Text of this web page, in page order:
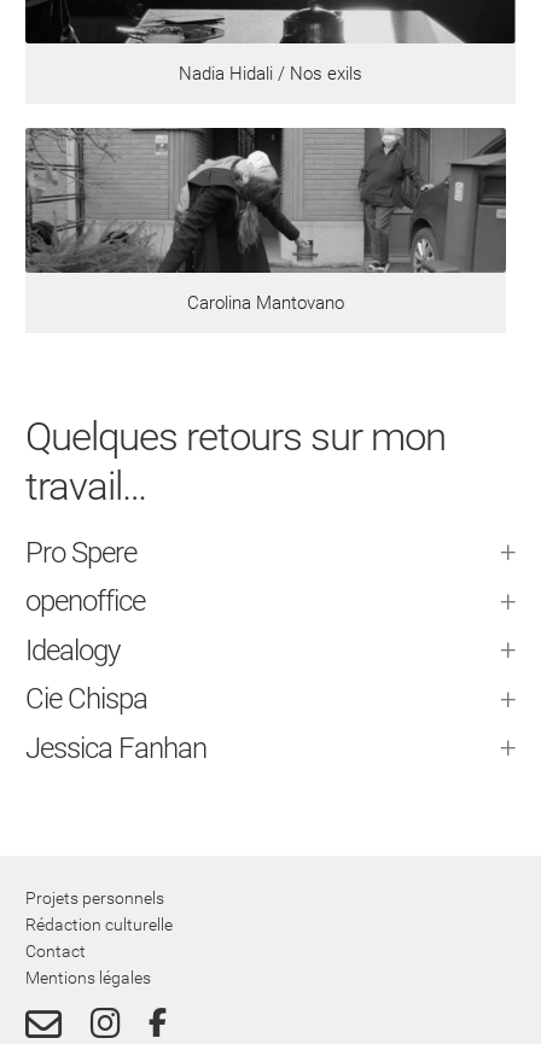
Nadia Hidali / Nos exils
Carolina Mantovano
Quelques retours sur mon
travail…
Pro Spere
openoffice
Idealogy
Cie Chispa
Jessica Fanhan
Projets personnels
Rédaction culturelle
Contact
Mentions légales